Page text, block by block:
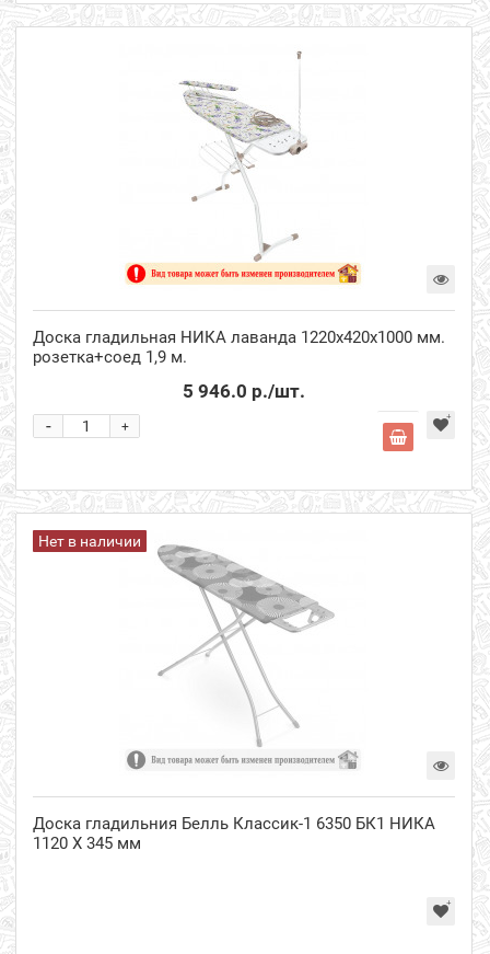
Доска гладильная НИКА лаванда 1220х420х1000 мм.
розетка+соед 1,9 м.
5 946.0 р./шт.
+
-
Нет в наличии
Доска гладильния Белль Классик-1 6350 БК1 НИКА
1120 Х 345 мм